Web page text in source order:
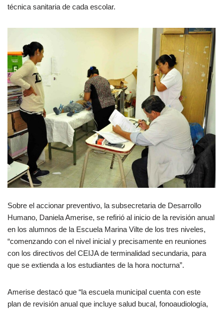
técnica sanitaria de cada escolar.
Sobre el accionar preventivo, la subsecretaria de Desarrollo
Humano, Daniela Amerise, se refirió al inicio de la revisión anual
en los alumnos de la Escuela Marina Vilte de los tres niveles,
“comenzando con el nivel inicial y precisamente en reuniones
con los directivos del CEIJA de terminalidad secundaria, para
que se extienda a los estudiantes de la hora nocturna”.
Amerise destacó que “la escuela municipal cuenta con este
plan de revisión anual que incluye salud bucal, fonoaudiología,